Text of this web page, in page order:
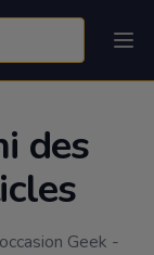
des
Geek -